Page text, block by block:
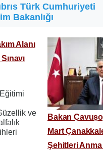
Türk Cumhuriyeti
Bakanlığı
Alanı
ve
Bakan
Mart
Şehitleri Anma